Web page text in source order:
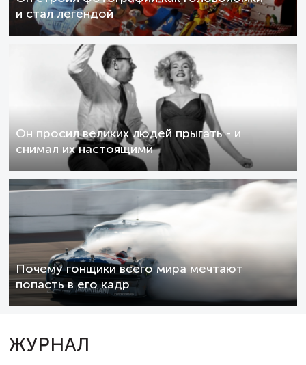
и стал легендой
Он просил великих людей прыгать - и
снимал их настоящими
Почему гонщики всего мира мечтают
попасть в его кадр
ЖУРНАЛ